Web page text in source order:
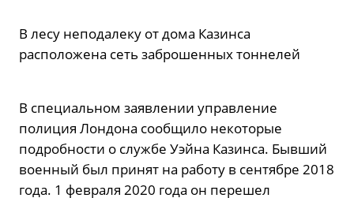
В лесу неподалеку от дома Казинса
расположена сеть заброшенных тоннелей
В специальном заявлении управление
полиция Лондона сообщило некоторые
подробности о службе Уэйна Казинса. Бывший
военный был принят на работу в сентябре 2018
года. 1 февраля 2020 года он перешел